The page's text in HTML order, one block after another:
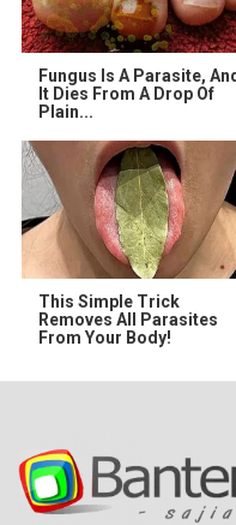
Fungus Is A Parasite, And
It Dies From A Drop Of
Plain...
This Simple Trick
Removes All Parasites
From Your Body!